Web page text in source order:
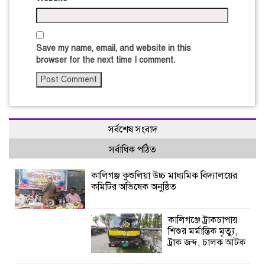
Save my name, email, and website in this
browser for the next time I comment.
সর্বশেষ সংবাদ
সর্বাধিক পঠিত
কালিগঞ্জ কুশুলিয়া উচ্চ মাধ্যমিক বিদ্যালয়ের
কমিটির অভিষেক অনুষ্ঠিত
কালিগঞ্জে ট্রাকচাপায়
শিশুর মর্মান্তিক মৃত্যু,
ট্রাক জব্দ, চালক আটক